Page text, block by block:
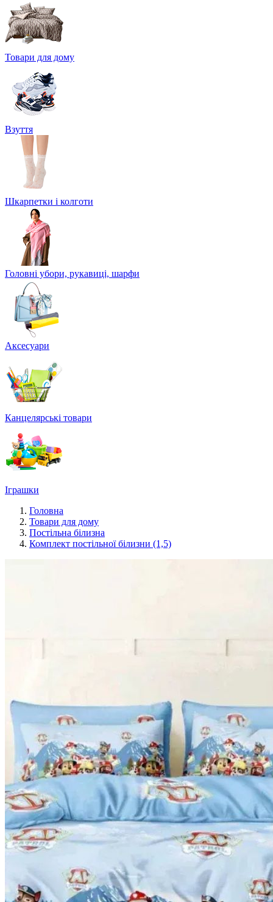
Товари для дому
Взуття
Шкарпетки і колготи
Головні убори, рукавиці, шарфи
Аксесуари
Канцелярські товари
Іграшки
Головна
Товари для дому
Постільна білизна
Комплект постільної білизни (1,5)